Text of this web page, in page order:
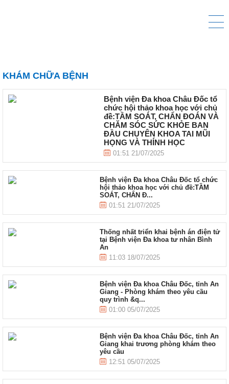
KHÁM CHỮA BỆNH
Bệnh viện Đa khoa Châu Đốc tổ
chức hội thảo khoa học với chủ
đề:TẦM SOÁT, CHẨN ĐOÁN VÀ
CHĂM SÓC SỨC KHỎE BAN
ĐẦU CHUYÊN KHOA TAI MŨI
HỌNG VÀ THÍNH HỌC
01:51 21/07/2025
Bệnh viện Đa khoa Châu Đốc tổ chức
hội thảo khoa học với chủ đề:TẦM
SOÁT, CHẨN Đ...
01:51 21/07/2025
Thống nhất triển khai bệnh án điện tử
tại Bệnh viện Đa khoa tư nhân Bình
An
11:03 18/07/2025
Bệnh viện Đa khoa Châu Đốc, tỉnh An
Giang - Phòng khám theo yêu cầu
quy trình &q...
01:00 05/07/2025
Bệnh viện Đa khoa Châu Đốc, tỉnh An
Giang khai trương phòng khám theo
yêu cầu
12:51 05/07/2025